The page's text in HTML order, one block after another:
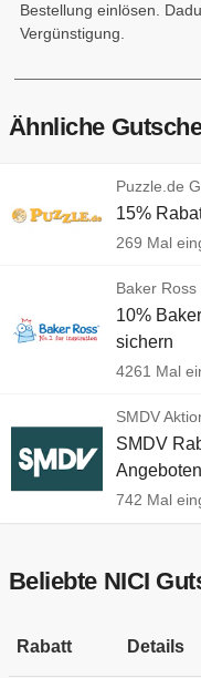
Bestellung einlösen.
Vergünstigung.
Ähnliche
Puzzle.de
15%
269 Mal
Baker
10%
sichern
4261 Mal
SMDV
SMDV
Angeboten
742 Mal
Beliebte NICI
Rabatt Details